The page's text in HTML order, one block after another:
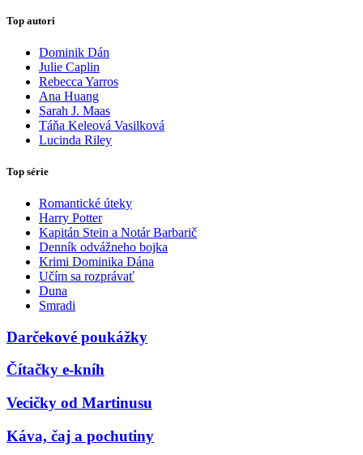
Top autori
Dominik Dán
Julie Caplin
Rebecca Yarros
Ana Huang
Sarah J. Maas
Táňa Keleová Vasilková
Lucinda Riley
Top série
Romantické úteky
Harry Potter
Kapitán Stein a Notár Barbarič
Denník odvážneho bojka
Krimi Dominika Dána
Učím sa rozprávať
Duna
Smradi
Darčekové poukážky
Čítačky e-kníh
Vecičky od Martinusu
Káva, čaj a pochutiny